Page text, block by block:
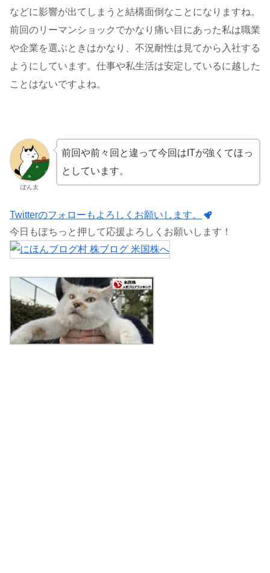
などに影響が出てしまうと結構面倒なことになりますね。
前回のリーマンショックでかなり痛い目にあった私は職業
や企業を選ぶときはかなり、不況耐性は見てから入社する
ようにしています。仕事や私生活は安定しているに越した
ことはないですよね。
ぽん太
前回や前々回と違って今回はITが強くてほっ
としています。
Twitterのフォローもよろしくお願いします。
今日もぽちっと押して応援よろしくお願いします！